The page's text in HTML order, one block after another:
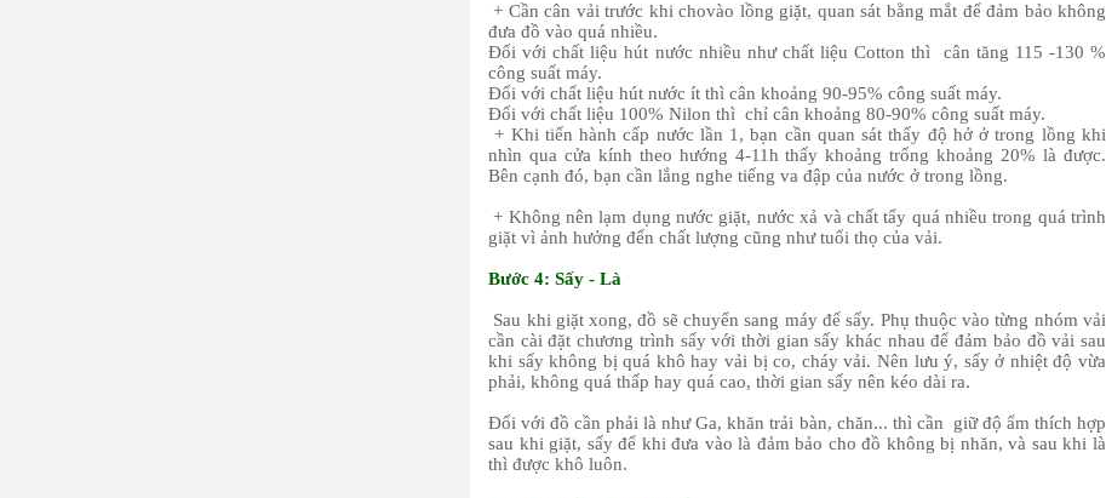
+ Cần cân vải trước khi chovào lồng giặt, quan sát bằng mắt để đảm bảo không
đưa đồ vào quá nhiều.
Đối với chất liệu hút nước nhiều như chất liệu Cotton thì cân tăng 115 -130 %
công suất máy.
Đối với chất liệu hút nước ít thì cân khoảng 90-95% công suất máy.
Đối với chất liệu 100% Nilon thì chỉ cân khoảng 80-90% công suất máy.
+ Khi tiến hành cấp nước lần 1, bạn cần quan sát thấy độ hở ở trong lồng khi
nhìn qua cửa kính theo hướng 4-11h thấy khoảng trống khoảng 20% là được.
Bên cạnh đó, bạn cần lắng nghe tiếng va đập của nước ở trong lồng.
+ Không nên lạm dụng nước giặt, nước xả và chất tẩy quá nhiều trong quá trình
giặt vì ảnh hưởng đến chất lượng cũng như tuổi thọ của vải.
Bước 4: Sấy - Là
Sau khi giặt xong, đồ sẽ chuyển sang máy để sấy. Phụ thuộc vào từng nhóm vải
cần cài đặt chương trình sấy với thời gian sấy khác nhau để đảm bảo đồ vải sau
khi sấy không bị quá khô hay vải bị co, cháy vải. Nên lưu ý, sấy ở nhiệt độ vừa
phải, không quá thấp hay quá cao, thời gian sấy nên kéo dài ra.
Đối với đồ cần phải là như Ga, khăn trải bàn, chăn... thì cần giữ độ ẩm thích hợp
sau khi giặt, sấy để khi đưa vào là đảm bảo cho đồ không bị nhăn, và sau khi là
thì được khô luôn.